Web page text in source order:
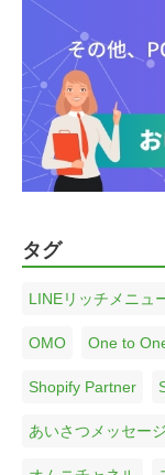
タグ
LINEリッチメニュ
OMO One to
Shopify Partner
あいさつメッセージ